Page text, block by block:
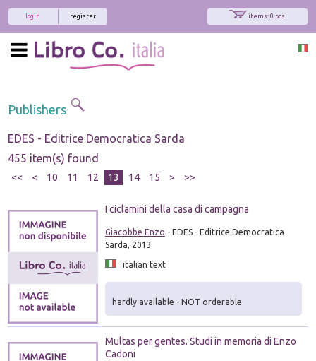
items: 0 pcs.
register
login
Publishers
EDES - Editrice Democratica Sarda
455 item(s) found
<< < 10 11 12 13 14 15 > >>
I ciclamini della casa di campagna
Giacobbe Enzo - EDES - Editrice Democratica
Sarda, 2013
italian text
hardly available - NOT orderable
Multas per gentes. Studi in memoria di Enzo
Cadoni